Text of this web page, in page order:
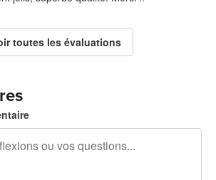
toutes les évaluations